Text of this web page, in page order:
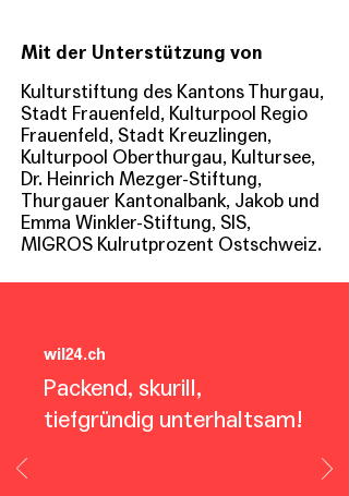
Mit der Unterstützung von
Kulturstiftung des Kantons Thurgau,
Stadt Frauenfeld, Kulturpool Regio
Frauenfeld, Stadt Kreuzlingen,
Kulturpool Oberthurgau, Kultursee,
Dr. Heinrich Mezger-Stiftung,
Thurgauer Kantonalbank, Jakob und
Emma Winkler-Stiftung, SIS,
MIGROS Kulrutprozent Ostschweiz.
wil24.ch
Packend, skurill,
tiefgründig unterhaltsam!